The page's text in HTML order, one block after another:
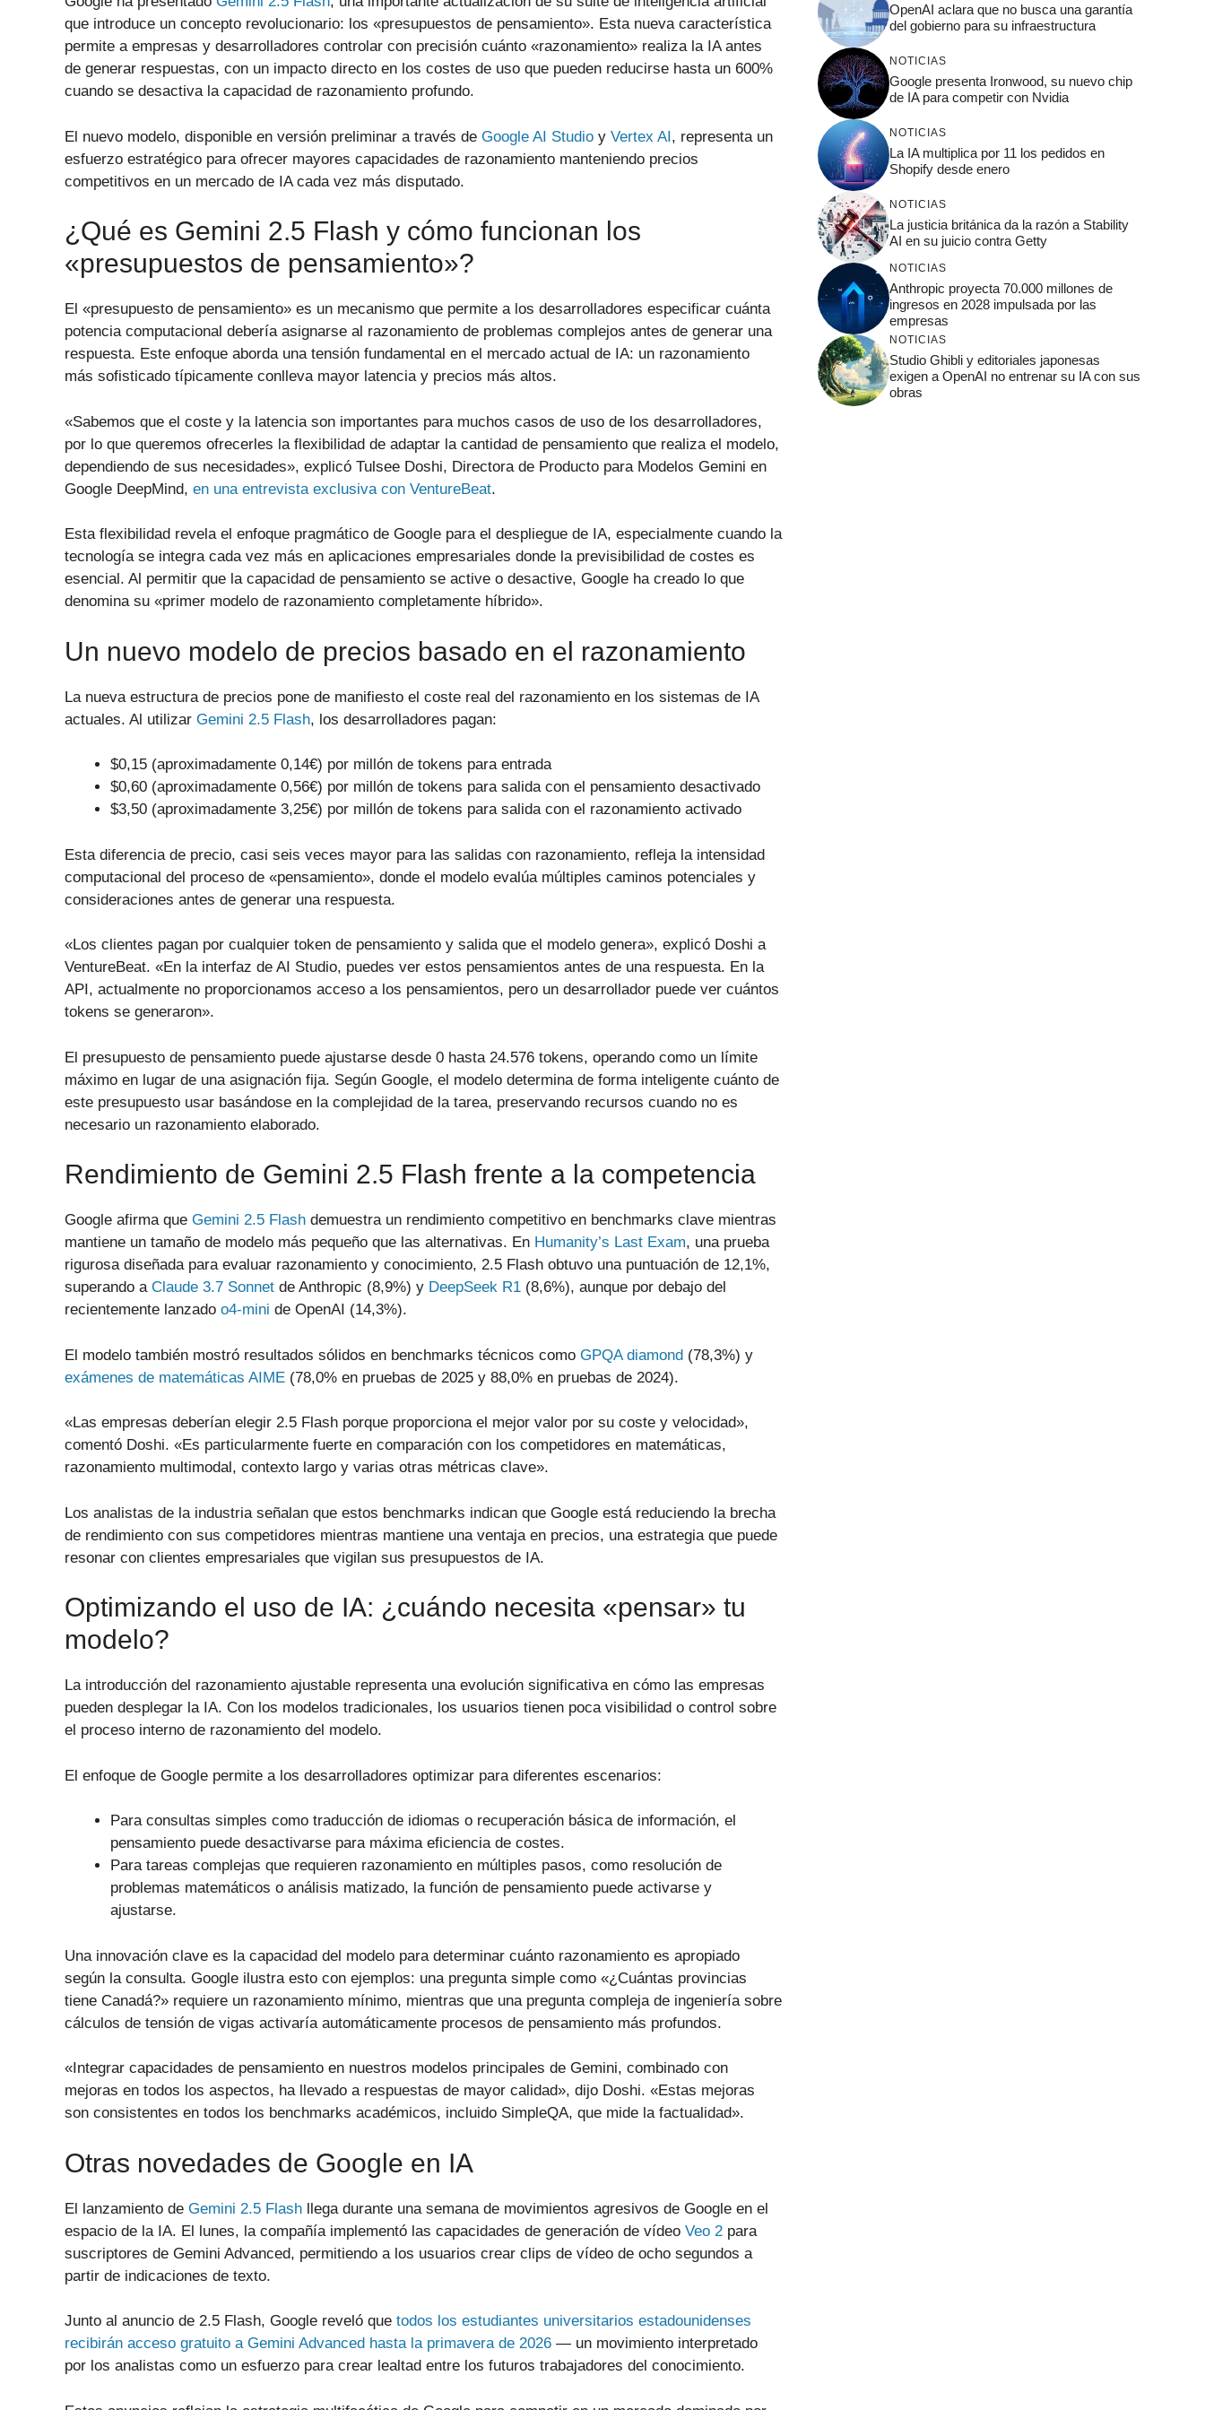
que introduce un concepto revolucionario: los «presupuestos de pensamiento». Esta nueva característica
permite a empresas y desarrolladores controlar con precisión cuánto «razonamiento» realiza la IA antes
de generar respuestas, con un impacto directo en los costes de uso que pueden reducirse hasta un 600%
cuando se desactiva la capacidad de razonamiento profundo.
El nuevo modelo, disponible en versión preliminar a través de Google AI Studio y Vertex AI, representa un
esfuerzo estratégico para ofrecer mayores capacidades de razonamiento manteniendo precios
competitivos en un mercado de IA cada vez más disputado.
¿Qué es Gemini 2.5 Flash y cómo funcionan los
«presupuestos de pensamiento»?
El «presupuesto de pensamiento» es un mecanismo que permite a los desarrolladores especificar cuánta
potencia computacional debería asignarse al razonamiento de problemas complejos antes de generar una
respuesta. Este enfoque aborda una tensión fundamental en el mercado actual de IA: un razonamiento
más sofisticado típicamente conlleva mayor latencia y precios más altos.
«Sabemos que el coste y la latencia son importantes para muchos casos de uso de los desarrolladores,
por lo que queremos ofrecerles la flexibilidad de adaptar la cantidad de pensamiento que realiza el modelo,
dependiendo de sus necesidades», explicó Tulsee Doshi, Directora de Producto para Modelos Gemini en
Google DeepMind, en una entrevista exclusiva con VentureBeat.
Esta flexibilidad revela el enfoque pragmático de Google para el despliegue de IA, especialmente cuando la
tecnología se integra cada vez más en aplicaciones empresariales donde la previsibilidad de costes es
esencial. Al permitir que la capacidad de pensamiento se active o desactive, Google ha creado lo que
denomina su «primer modelo de razonamiento completamente híbrido».
Un nuevo modelo de precios basado en el razonamiento
La nueva estructura de precios pone de manifiesto el coste real del razonamiento en los sistemas de IA
actuales. Al utilizar Gemini 2.5 Flash, los desarrolladores pagan:
$0,15 (aproximadamente 0,14€) por millón de tokens para entrada
$0,60 (aproximadamente 0,56€) por millón de tokens para salida con el pensamiento desactivado
$3,50 (aproximadamente 3,25€) por millón de tokens para salida con el razonamiento activado
Esta diferencia de precio, casi seis veces mayor para las salidas con razonamiento, refleja la intensidad
computacional del proceso de «pensamiento», donde el modelo evalúa múltiples caminos potenciales y
consideraciones antes de generar una respuesta.
«Los clientes pagan por cualquier token de pensamiento y salida que el modelo genera», explicó Doshi a
VentureBeat. «En la interfaz de AI Studio, puedes ver estos pensamientos antes de una respuesta. En la
API, actualmente no proporcionamos acceso a los pensamientos, pero un desarrollador puede ver cuántos
tokens se generaron».
El presupuesto de pensamiento puede ajustarse desde 0 hasta 24.576 tokens, operando como un límite
máximo en lugar de una asignación fija. Según Google, el modelo determina de forma inteligente cuánto de
este presupuesto usar basándose en la complejidad de la tarea, preservando recursos cuando no es
necesario un razonamiento elaborado.
Rendimiento de Gemini 2.5 Flash frente a la competencia
Google afirma que Gemini 2.5 Flash demuestra un rendimiento competitivo en benchmarks clave mientras
mantiene un tamaño de modelo más pequeño que las alternativas. En Humanity’s Last Exam, una prueba
rigurosa diseñada para evaluar razonamiento y conocimiento, 2.5 Flash obtuvo una puntuación de 12,1%,
superando a Claude 3.7 Sonnet de Anthropic (8,9%) y DeepSeek R1 (8,6%), aunque por debajo del
recientemente lanzado o4-mini de OpenAI (14,3%).
El modelo también mostró resultados sólidos en benchmarks técnicos como GPQA diamond (78,3%) y
exámenes de matemáticas AIME (78,0% en pruebas de 2025 y 88,0% en pruebas de 2024).
«Las empresas deberían elegir 2.5 Flash porque proporciona el mejor valor por su coste y velocidad»,
comentó Doshi. «Es particularmente fuerte en comparación con los competidores en matemáticas,
razonamiento multimodal, contexto largo y varias otras métricas clave».
Los analistas de la industria señalan que estos benchmarks indican que Google está reduciendo la brecha
de rendimiento con sus competidores mientras mantiene una ventaja en precios, una estrategia que puede
resonar con clientes empresariales que vigilan sus presupuestos de IA.
Optimizando el uso de IA: ¿cuándo necesita «pensar» tu
modelo?
La introducción del razonamiento ajustable representa una evolución significativa en cómo las empresas
pueden desplegar la IA. Con los modelos tradicionales, los usuarios tienen poca visibilidad o control sobre
el proceso interno de razonamiento del modelo.
El enfoque de Google permite a los desarrolladores optimizar para diferentes escenarios:
Para consultas simples como traducción de idiomas o recuperación básica de información, el
pensamiento puede desactivarse para máxima eficiencia de costes.
Para tareas complejas que requieren razonamiento en múltiples pasos, como resolución de
problemas matemáticos o análisis matizado, la función de pensamiento puede activarse y
ajustarse.
Una innovación clave es la capacidad del modelo para determinar cuánto razonamiento es apropiado
según la consulta. Google ilustra esto con ejemplos: una pregunta simple como «¿Cuántas provincias
tiene Canadá?» requiere un razonamiento mínimo, mientras que una pregunta compleja de ingeniería sobre
cálculos de tensión de vigas activaría automáticamente procesos de pensamiento más profundos.
«Integrar capacidades de pensamiento en nuestros modelos principales de Gemini, combinado con
mejoras en todos los aspectos, ha llevado a respuestas de mayor calidad», dijo Doshi. «Estas mejoras
son consistentes en todos los benchmarks académicos, incluido SimpleQA, que mide la factualidad».
Otras novedades de Google en IA
El lanzamiento de Gemini 2.5 Flash llega durante una semana de movimientos agresivos de Google en el
espacio de la IA. El lunes, la compañía implementó las capacidades de generación de vídeo Veo 2 para
suscriptores de Gemini Advanced, permitiendo a los usuarios crear clips de vídeo de ocho segundos a
partir de indicaciones de texto.
Junto al anuncio de 2.5 Flash, Google reveló que todos los estudiantes universitarios estadounidenses
recibirán acceso gratuito a Gemini Advanced hasta la primavera de 2026 — un movimiento interpretado
por los analistas como un esfuerzo para crear lealtad entre los futuros trabajadores del conocimiento.
OpenAI aclara que no busca una garantía
del gobierno para su infraestructura
NOTICIAS
Google presenta Ironwood, su nuevo chip
de IA para competir con Nvidia
NOTICIAS
La IA multiplica por 11 los pedidos en
Shopify desde enero
NOTICIAS
La justicia británica da la razón a Stability
AI en su juicio contra Getty
NOTICIAS
Anthropic proyecta 70.000 millones de
ingresos en 2028 impulsada por las
empresas
NOTICIAS
Studio Ghibli y editoriales japonesas
exigen a OpenAI no entrenar su IA con sus
obras